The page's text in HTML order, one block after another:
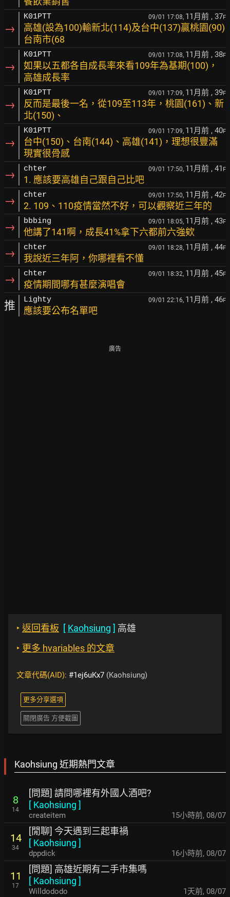
→
K01PTT 09/01 17:08, 11月前 , 37F
高雄(設為100)輸新北(114)及台中(137)贏桃園(90)
台南市(68
→
K01PTT 09/01 17:08, 11月前 , 38F
如果以五都各自成長率來看109年為基期(100)，
高雄成長率
→
K01PTT 09/01 17:09, 11月前 , 39F
反而是最後一名，從109至113年，桃園(161)、新
北(150)、
→
K01PTT 09/01 17:09, 11月前 , 40F
台中(150)、台南(144)、高雄(141)，理想很豐滿
現實很骨感
→ chter 09/01 17:50, 11月前 , 41 F
1. 應該要高雄自己跟自己比吧
→ chter 09/01 17:50, 11月前 , 42F
2. 109、110疫情當然不好，可以觀察近三年的
→ bbbing 09/01 18:05, 11月前 , 43F
他講了141啊，成長41%拿下六都前六強欸
→ chter 09/01 18:28, 11月前 , 44F
我說近三年阿，你哪裡看不懂
→ chter 09/01 18:32, 11月前 , 45F
疫情期間哪有甚麼演唱會
推 Lighty 09/01 22:16, 11月前 , 46F
應該要公布名單吧
廣告
‣ 返回看板 [ Kaohsiung ] 高雄
‣ 更多 hvariables 的文章
文章代碼(AID): #1ej6uKx7 (Kaohsiung)
更多分享選項
關閉廣告 方便截圖
Kaohsiung 近期熱門文章
8
14
[問題] 請問哪裡有外國人酒吧?
[ Kaohsiung ]
createitem 15小時前, 08/07
14
34
[閒聊] 今天遇到三起車禍
[ Kaohsiung ]
dppdick 16小時前, 08/07
11
17
[問題] 高雄近期有二手市集嗎
[ Kaohsiung ]
Willdododo 1天前, 08/07